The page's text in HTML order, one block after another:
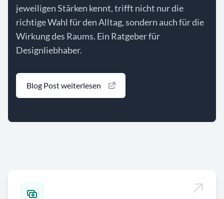
jeweiligen Stärken kennt, trifft nicht nur die
richtige Wahl für den Alltag, sondern auch für die
Wirkung des Raums. Ein Ratgeber für
Designliebhaber.
Blog Post weiterlesen